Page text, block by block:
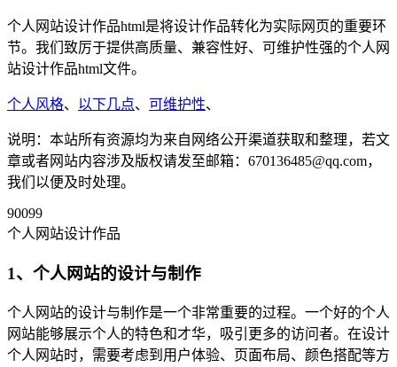
个人网站设计作品html是将设计作品转化为实际网页的重要环
节。我们致厉于提供高质量、兼容性好、可维护性强的个人网
站设计作品html文件。
个人风格、 以下几点、 可维护性、
说明：本站所有资源均为来自网络公开渠道获取和整理，若文
章或者网站内容涉及版权请发至邮箱：670136485@qq.com，
我们以便及时处理。
90099
个人网站设计作品
1、个人网站的设计与制作
个人网站的设计与制作是一个非常重要的过程。一个好的个人
网站能够展示个人的特色和才华，吸引更多的访问者。在设计
个人网站时，需要考虑到用户体验、页面布局、颜色搭配等方